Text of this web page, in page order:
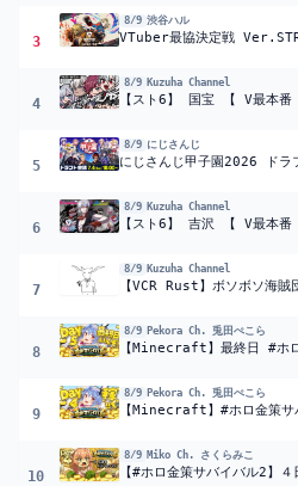
3
8/9 渋谷ハル
4
8/9 Kuzuha Channel
5
8/9 にじさんじ
6
8/9 Kuzuha Channel
7
8/9 Kuzuha Channel
8
8/9 Pekora Ch. 兎田ぺこら
9
8/9 Pekora Ch. 兎田ぺこら
10
8/9 Miko Ch. さくらみこ